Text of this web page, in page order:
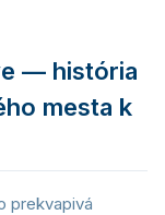
— história
mesta k
prekvapivá